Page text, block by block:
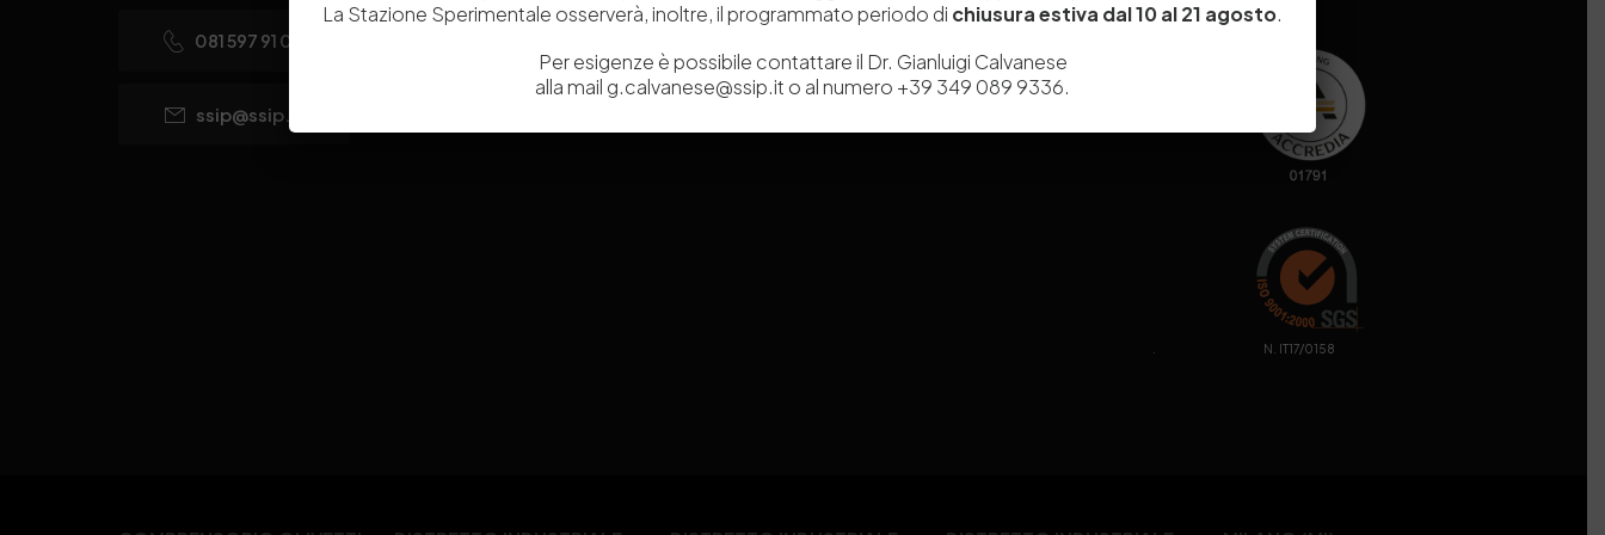
081 597 91 00
ssip@ssip.it
Contatti
Amministrazione
. N. IT17/0158
La Stazione Sperimentale osserverà, inoltre, il programmato periodo di chiusura estiva dal 10 al 21 agosto.
Per esigenze è possibile contattare il Dr. Gianluigi Calvanese
alla mail g.calvanese@ssip.it o al numero +39 349 089 9336.